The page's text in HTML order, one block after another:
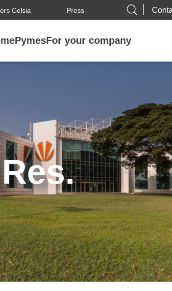
Celsia Press
PymesFor your company